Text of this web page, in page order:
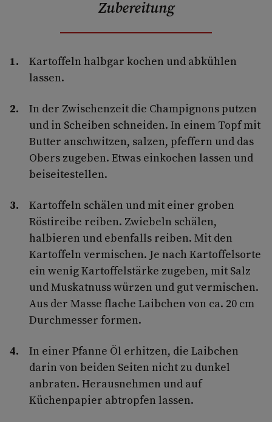
Zubereitung
Kartoffeln halbgar kochen und abkühlen
lassen.
In der Zwischenzeit die Champignons putzen
und in Scheiben schneiden. In einem Topf mit
Butter anschwitzen, salzen, pfeffern und das
Obers zugeben. Etwas einkochen lassen und
beiseitestellen.
Kartoffeln schälen und mit einer groben
Röstireibe reiben. Zwiebeln schälen,
halbieren und ebenfalls reiben. Mit den
Kartoffeln vermischen. Je nach Kartoffelsorte
ein wenig Kartoffelstärke zugeben, mit Salz
und Muskatnuss würzen und gut vermischen.
Aus der Masse flache Laibchen von ca. 20 cm
Durchmesser formen.
In einer Pfanne Öl erhitzen, die Laibchen
darin von beiden Seiten nicht zu dunkel
anbraten. Herausnehmen und auf
Küchenpapier abtropfen lassen.